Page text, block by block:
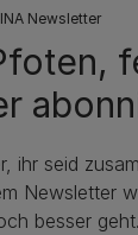
Newsletter
ihr seid
Newsletter
besser